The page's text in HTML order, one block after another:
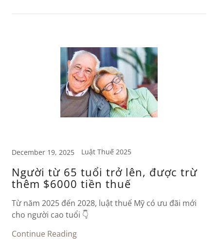
December 19, 2025 Luật Thuế 2025
Người từ 65 tuổi trở lên, được trừ
thêm $6000 tiền thuế
Từ năm 2025 đến 2028, luật thuế Mỹ có ưu đãi mới
cho người cao tuổi 👇
Continue Reading